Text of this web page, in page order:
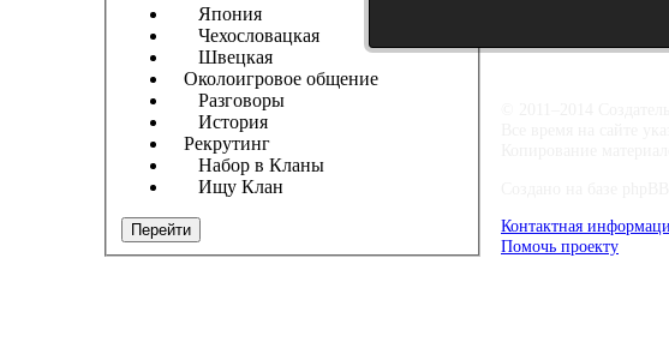
Япония
Чехословацкая
Швецкая
Околоигровое общение
Разговоры
История
Рекрутинг
Набор в Кланы
Ищу Клан
Перейти
Контактная
Помочь проекту